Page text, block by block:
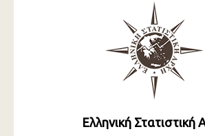
Ελληνική Στατιστική